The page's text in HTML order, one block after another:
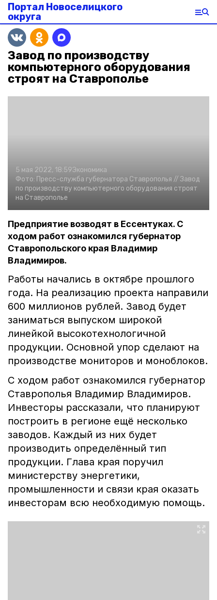
Портал Новоселицкого
округа
Завод по производству
компьютерного оборудования
строят на Ставрополье
5 мая 2022, 18:59Экономика
Фото: Пресс-служба губернатора Ставрополья // Завод
по производству компьютерного оборудования строят
на Ставрополье
Предприятие возводят в Ессентуках. С
ходом работ ознакомился губернатор
Ставропольского края Владимир
Владимиров.
Работы начались в октябре прошлого
года. На реализацию проекта направили
600 миллионов рублей. Завод будет
заниматься выпуском широкой
линейкой высокотехнологичной
продукции. Основной упор сделают на
производстве мониторов и моноблоков.
С ходом работ ознакомился губернатор
Ставрополья Владимир Владимиров.
Инвесторы рассказали, что планируют
построить в регионе ещё несколько
заводов. Каждый из них будет
производить определённый тип
продукции. Глава края поручил
министерству энергетики,
промышленности и связи края оказать
инвесторам всю необходимую помощь.